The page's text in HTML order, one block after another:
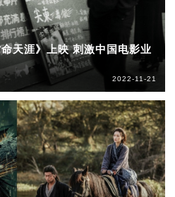
天涯》上映 刺激中国电影业
2022-11-21